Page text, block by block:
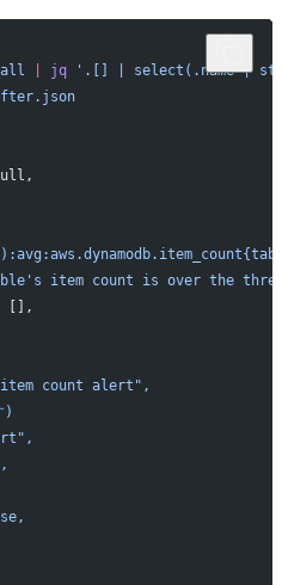
jq '.[] | select(.name |
item count is over the
[],
count alert",
)